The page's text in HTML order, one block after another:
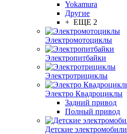
Yokamura
Другие
+ ЕЩЕ 2
Электромотоциклы
Электропитбайки
Электротрициклы
Электро Квадроциклы
Задний привод
Полный привод
Детские электромобили